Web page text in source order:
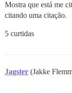
Mostra que está me
citando uma citação.
5 curtidas
Jagster (Jakke